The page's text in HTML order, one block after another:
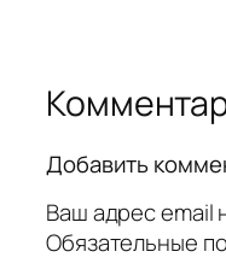
Добавить
Ваш адрес email
Обязательные